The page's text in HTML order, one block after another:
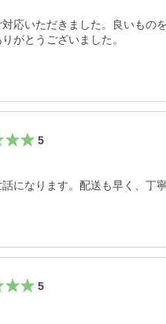
応いただきました。良いもの
がとうございました。
5
になります。配送も早く、丁寧
5